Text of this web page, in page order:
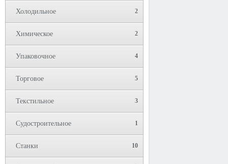
Холодильное 2
Химическое 2
Упаковочное 4
Торговое 5
Текстильное 3
Судостроительное 1
Станки 10